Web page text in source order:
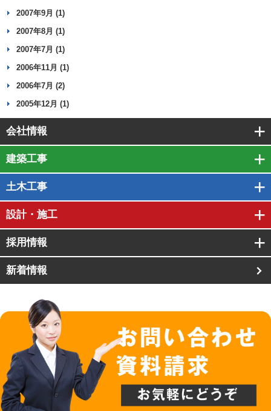
2007年9月 (1)
2007年8月 (1)
2007年7月 (1)
2006年11月 (1)
2006年7月 (2)
2005年12月 (1)
会社情報
建築工事
土木工事
設計・施工
採用情報
新着情報